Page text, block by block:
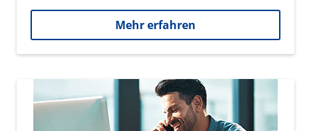
Mehr erfahren